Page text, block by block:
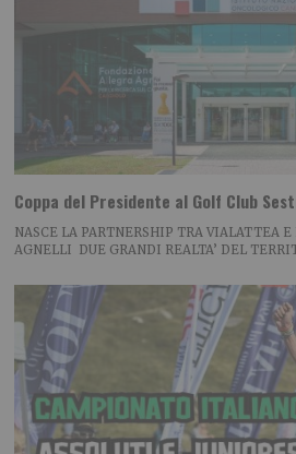
Coppa del Presidente al Golf Club
NASCE LA PARTNERSHIP TRA VIALATTEA
AGNELLI DUE GRANDI REALTA’ DEL